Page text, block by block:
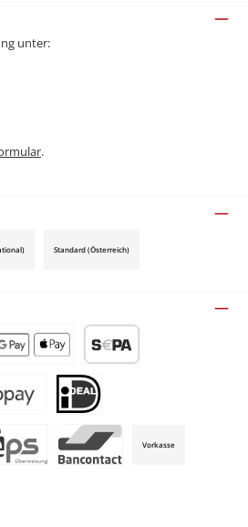
unter:
.
Standard (Österreich)
Pay / Google Pay (via Stripe)
SEPA-Lastschrift (via Stripe)
iDeal (via Stripe)
Vorkasse